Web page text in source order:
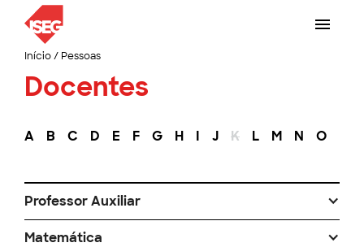
Início/ Pessoas
Docentes
A B C D E F G H I J K L M N O
Professor Auxiliar
Matemática